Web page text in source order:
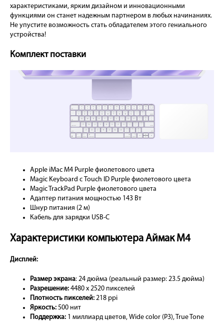
характеристиками, ярким дизайном и инновационными
функциями он станет надежным партнером в любых начинаниях.
Не упустите возможность стать обладателем этого гениального
устройства!
Комплект поставки
Apple iMac M4 Purple фиолетового цвета
Magic Keyboard с Touch ID Purple фиолетового цвета
Magic TrackPad Purple фиолетового цвета
Адаптер питания мощностью 143 Вт
Шнур питания (2 м)
Кабель для зарядки USB-C
Характеристики компьютера Аймак М4
Дисплей:
Размер экрана: 24 дюйма (реальный размер: 23.5 дюйма)
Разрешение: 4480 x 2520 пикселей
Плотность пикселей: 218 ppi
Яркость: 500 нит
Поддержка: 1 миллиард цветов, Wide color (P3), True Tone